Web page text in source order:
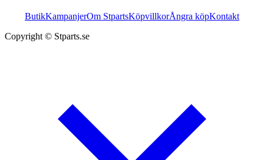
ButikKampanjerOm StpartsKöpvillkorÅngra köpKontakt
Copyright © Stparts.se